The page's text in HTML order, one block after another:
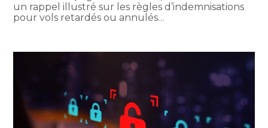
un rappel illustré sur les règles d’indemnisations
pour vols retardés ou annulés…